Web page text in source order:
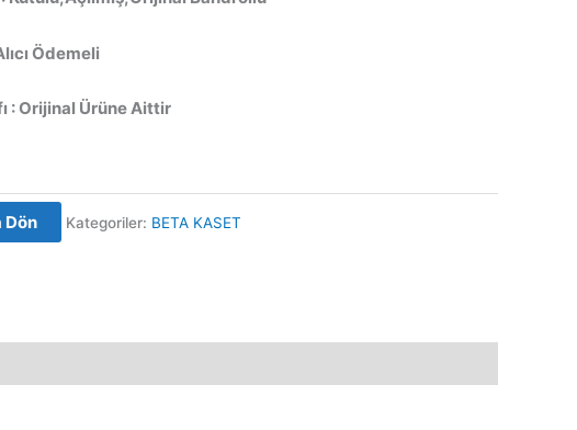
Ödemeli
: Orijinal Ürüne Aittir
Dön Kategoriler: BETA KASET